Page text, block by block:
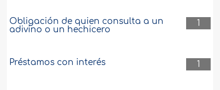
1
Obligación de quien consulta a un
adivino o un hechicero
1
Préstamos con interés